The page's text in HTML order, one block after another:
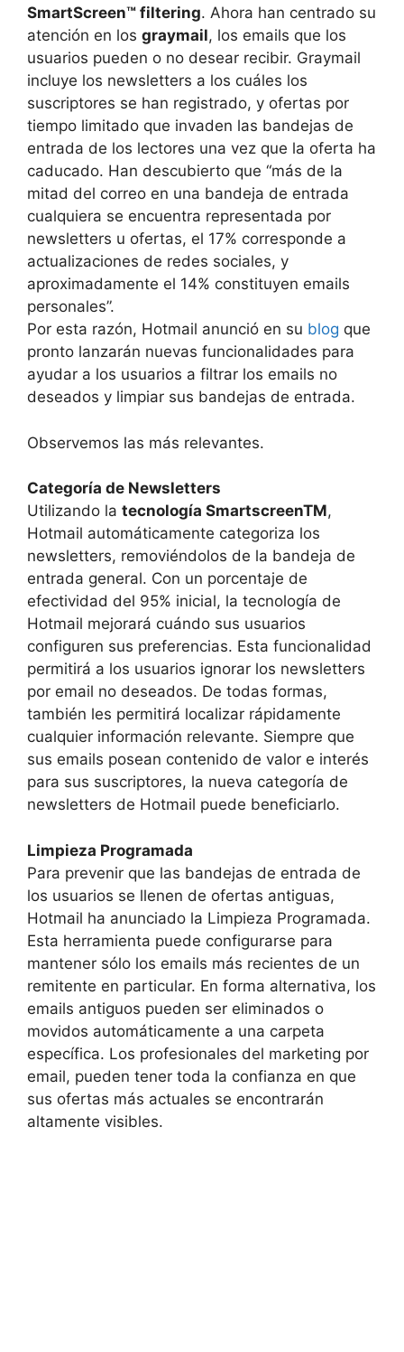
SmartScreen™ filtering. Ahora han centrado su
atención en los graymail, los emails que los
usuarios pueden o no desear recibir. Graymail
incluye los newsletters a los cuáles los
suscriptores se han registrado, y ofertas por
tiempo limitado que invaden las bandejas de
entrada de los lectores una vez que la oferta ha
caducado. Han descubierto que “más de la
mitad del correo en una bandeja de entrada
cualquiera se encuentra representada por
newsletters u ofertas, el 17% corresponde a
actualizaciones de redes sociales, y
aproximadamente el 14% constituyen emails
personales”.
Por esta razón, Hotmail anunció en su blog que
pronto lanzarán nuevas funcionalidades para
ayudar a los usuarios a filtrar los emails no
deseados y limpiar sus bandejas de entrada.
Observemos las más relevantes.
Categoría de Newsletters
Utilizando la tecnología SmartscreenTM,
Hotmail automáticamente categoriza los
newsletters, removiéndolos de la bandeja de
entrada general. Con un porcentaje de
efectividad del 95% inicial, la tecnología de
Hotmail mejorará cuándo sus usuarios
configuren sus preferencias. Esta funcionalidad
permitirá a los usuarios ignorar los newsletters
por email no deseados. De todas formas,
también les permitirá localizar rápidamente
cualquier información relevante. Siempre que
sus emails posean contenido de valor e interés
para sus suscriptores, la nueva categoría de
newsletters de Hotmail puede beneficiarlo.
Limpieza Programada
Para prevenir que las bandejas de entrada de
los usuarios se llenen de ofertas antiguas,
Hotmail ha anunciado la Limpieza Programada.
Esta herramienta puede configurarse para
mantener sólo los emails más recientes de un
remitente en particular. En forma alternativa, los
emails antiguos pueden ser eliminados o
movidos automáticamente a una carpeta
específica. Los profesionales del marketing por
email, pueden tener toda la confianza en que
sus ofertas más actuales se encontrarán
altamente visibles.